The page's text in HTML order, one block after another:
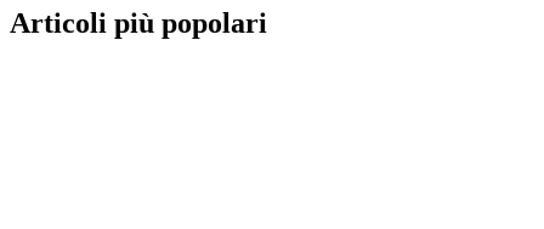
Articoli più popolari